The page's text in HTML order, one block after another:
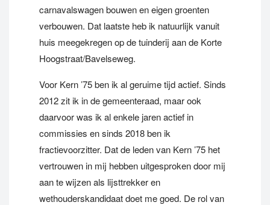
carnavalswagen bouwen en eigen groenten
verbouwen. Dat laatste heb ik natuurlijk vanuit
huis meegekregen op de tuinderij aan de Korte
Hoogstraat/Bavelseweg.
Voor Kern ’75 ben ik al geruime tijd actief. Sinds
2012 zit ik in de gemeenteraad, maar ook
daarvoor was ik al enkele jaren actief in
commissies en sinds 2018 ben ik
fractievoorzitter. Dat de leden van Kern ’75 het
vertrouwen in mij hebben uitgesproken door mij
aan te wijzen als lijsttrekker en
wethouderskandidaat doet me goed. De rol van